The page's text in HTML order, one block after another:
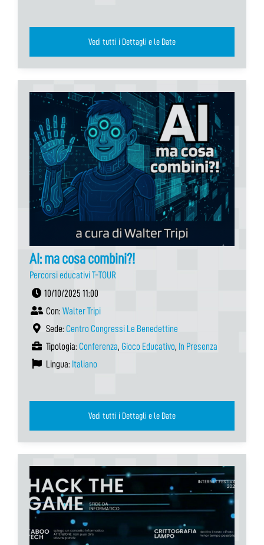
Vedi tutti i Dettagli e le Date
AI: ma cosa combini?!
Percorsi educativi T-TOUR
10/10/2025 11:00
Con: Walter Tripi
Sede: Centro Congressi Le Benedettine
Tipologia: Conferenza, Gioco Educativo, In Presenza
Lingua: Italiano
Vedi tutti i Dettagli e le Date